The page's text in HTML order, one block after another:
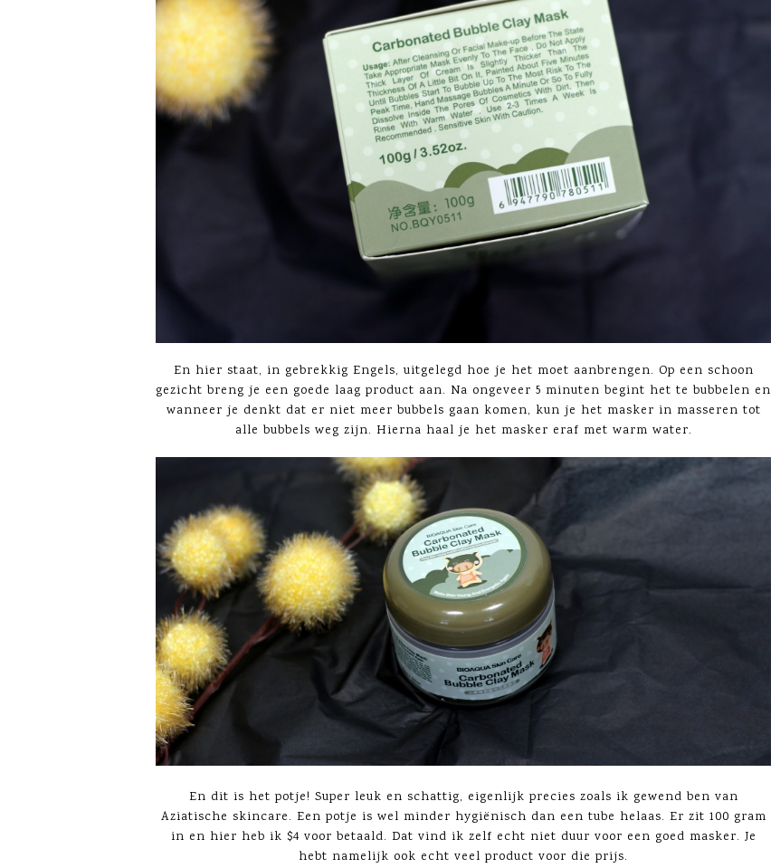
En hier staat, in gebrekkig Engels, uitgelegd hoe je het moet aanbrengen. Op een schoon
gezicht breng je een goede laag product aan. Na ongeveer 5 minuten begint het te bubbelen en
wanneer je denkt dat er niet meer bubbels gaan komen, kun je het masker in masseren tot
alle bubbels weg zijn. Hierna haal je het masker eraf met warm water.
En dit is het potje! Super leuk en schattig, eigenlijk precies zoals ik gewend ben van
Aziatische skincare. Een potje is wel minder hygiënisch dan een tube helaas. Er zit 100 gram
in en hier heb ik $4 voor betaald. Dat vind ik zelf echt niet duur voor een goed masker. Je
hebt namelijk ook echt veel product voor die prijs.